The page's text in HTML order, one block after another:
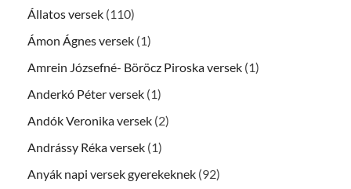
Állatos versek (110)
Ámon Ágnes versek (1)
Amrein Józsefné- Böröcz Piroska versek (1)
Anderkó Péter versek (1)
Andók Veronika versek (2)
Andrássy Réka versek (1)
Anyák napi versek gyerekeknek (92)